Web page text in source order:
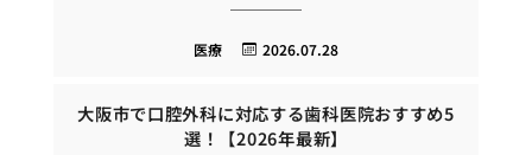
2026.07.28
医療
大阪市で口腔外科に対応する歯科医院おすすめ5
選！【2026年最新】